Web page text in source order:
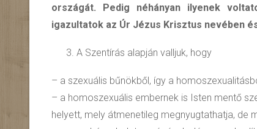
országát. Pedig néhányan ilyenek
igazultatok az Úr Jézus Krisztus nevében
A Szentírás alapján valljuk, hogy
– a szexuális bűnökből, így a
– a homoszexuális embernek is Isten mentő
helyett, mely átmenetileg megnyugtathatja, de